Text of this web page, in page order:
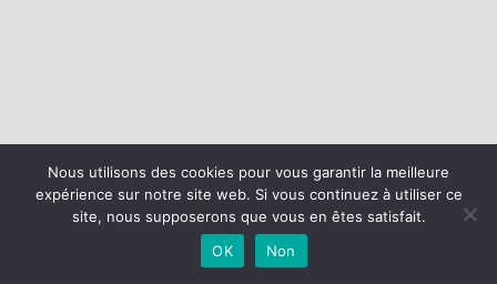
© 2026 - USLSR Football | Site internet réalisé par
MENTIONS LÉGALES
Nous utilisons des cookies pour vous garantir la meilleure
expérience sur notre site web. Si vous continuez à utiliser ce
site, nous supposerons que vous en êtes satisfait.
OK
Non